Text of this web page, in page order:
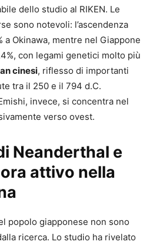
dello studio al RIKEN. Le
sono notevoli: l’ascendenza
a Okinawa, mentre nel Giappone
con legami genetici molto più
cinesi, riflesso di importanti
tra il 250 e il 794 d.C.
invece, si concentra nel
verso ovest.
Neanderthal e
attivo nella
popolo giapponese non sono
ricerca. Lo studio ha rivelato